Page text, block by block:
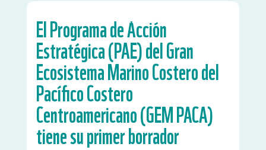
Proyecto Pacífico Sostenible
El Programa de Acción
Estratégica (PAE) del Gran
Ecosistema Marino Costero del
Pacífico Costero
Centroamericano (GEM PACA)
tiene su primer borrador